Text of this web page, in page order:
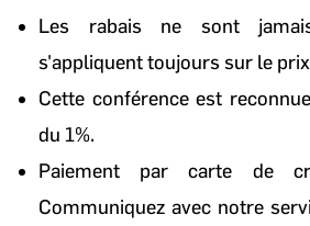
Les rabais ne sont
s'appliquent toujours sur le
Cette conférence est
du 1%.
Paiement par carte de
Communiquez avec notre